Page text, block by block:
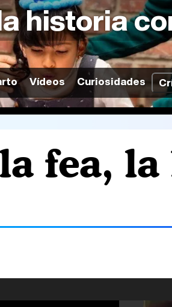
historia
Vídeos Curiosidades
fea,